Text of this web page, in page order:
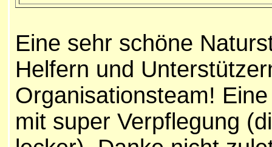
Eine sehr schöne
Helfern und
Organisationsteam!
mit super Verpflegung